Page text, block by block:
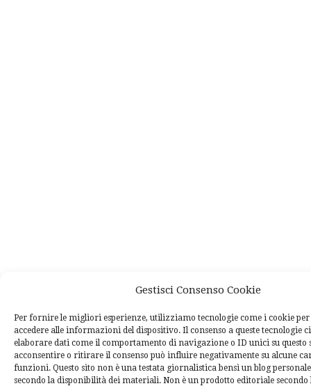
Gestisci Consenso Cookie
Per fornire le migliori esperienze, utilizziamo tecnologie come i cookie
accedere alle informazioni del dispositivo. Il consenso a queste tecnologie
elaborare dati come il comportamento di navigazione o ID unici su questo
acconsentire o ritirare il consenso può influire negativamente su alcune
funzioni. Questo sito non è una testata giornalistica bensì un blog
secondo la disponibilità dei materiali. Non è un prodotto editoriale secondo